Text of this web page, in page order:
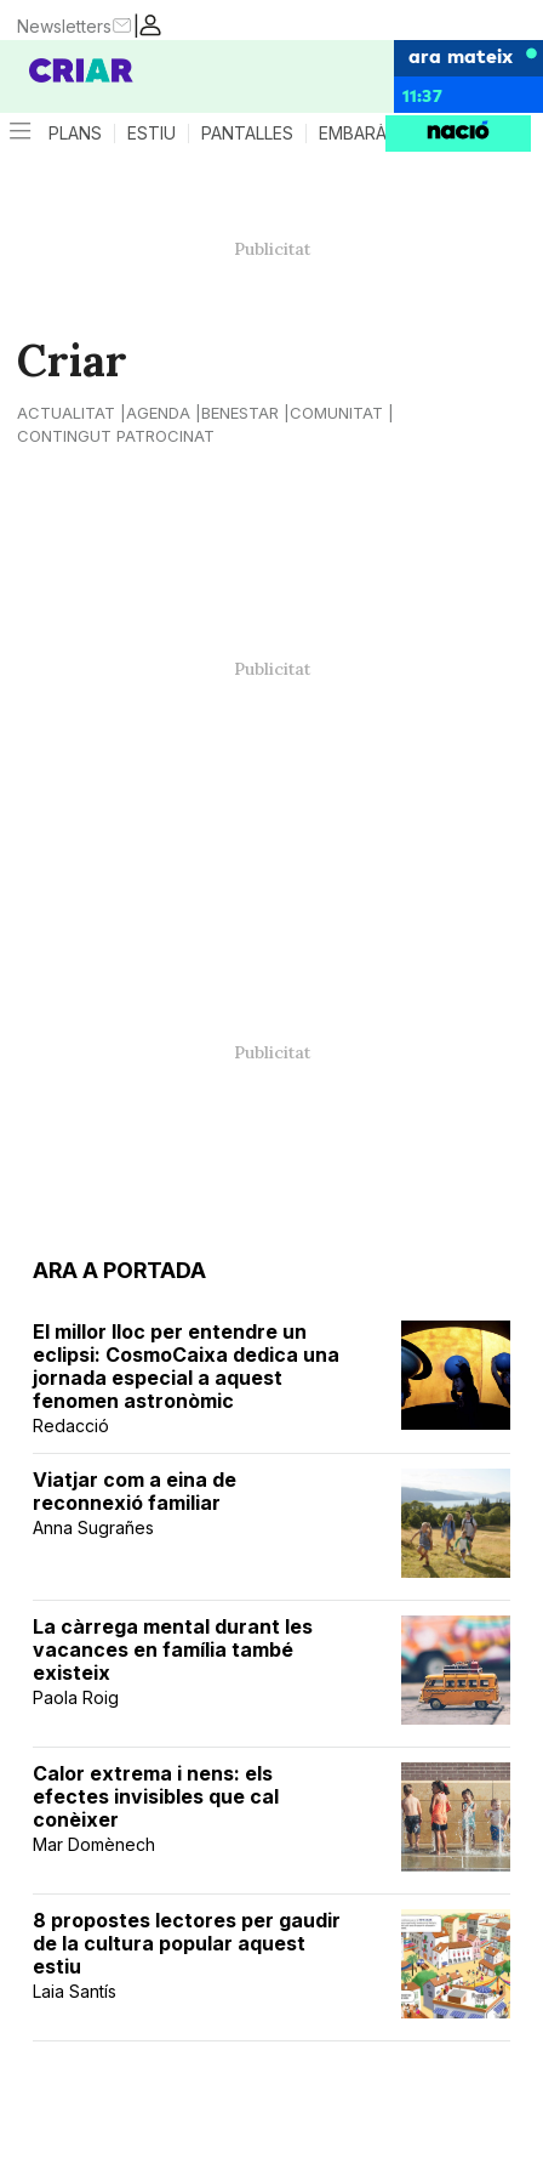
|
Newsletters
ara mateix
11:37
PLANS ESTIU PANTALLES EMBARÀS CRIANÇA
Criar
ACTUALITAT AGENDA BENESTAR
COMUNITAT
CONTINGUT PATROCINAT
ARA A PORTADA
El millor lloc per entendre un
eclipsi: CosmoCaixa dedica una
jornada especial a aquest
fenomen astronòmic
Redacció
Viatjar com a eina de
reconnexió familiar
Anna Sugrañes
La càrrega mental durant les
vacances en família també
existeix
Paola Roig
Calor extrema i nens: els
efectes invisibles que cal
conèixer
Mar Domènech
8 propostes lectores per gaudir
de la cultura popular aquest
estiu
Laia Santís